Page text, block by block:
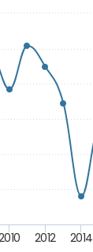
2010 2012 2014